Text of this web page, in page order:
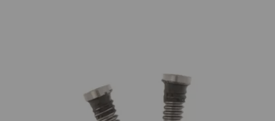
MÓVILES REACONDICIONADOS
Regístrate en un momento
¿ERES NUEVO?